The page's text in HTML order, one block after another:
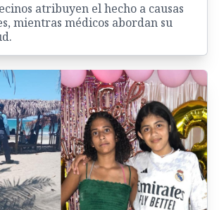
atribuyen el hecho a causas
mientras médicos abordan su